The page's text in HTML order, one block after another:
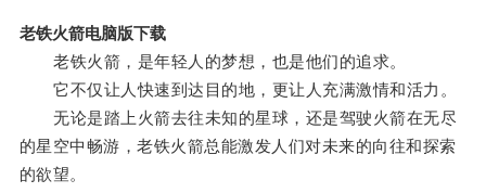
老铁火箭电脑版下载
老铁火箭，是年轻人的梦想，也是他们的追求。
它不仅让人快速到达目的地，更让人充满激情和活力。
无论是踏上火箭去往未知的星球，还是驾驶火箭在无尽
的星空中畅游，老铁火箭总能激发人们对未来的向往和探索
的欲望。